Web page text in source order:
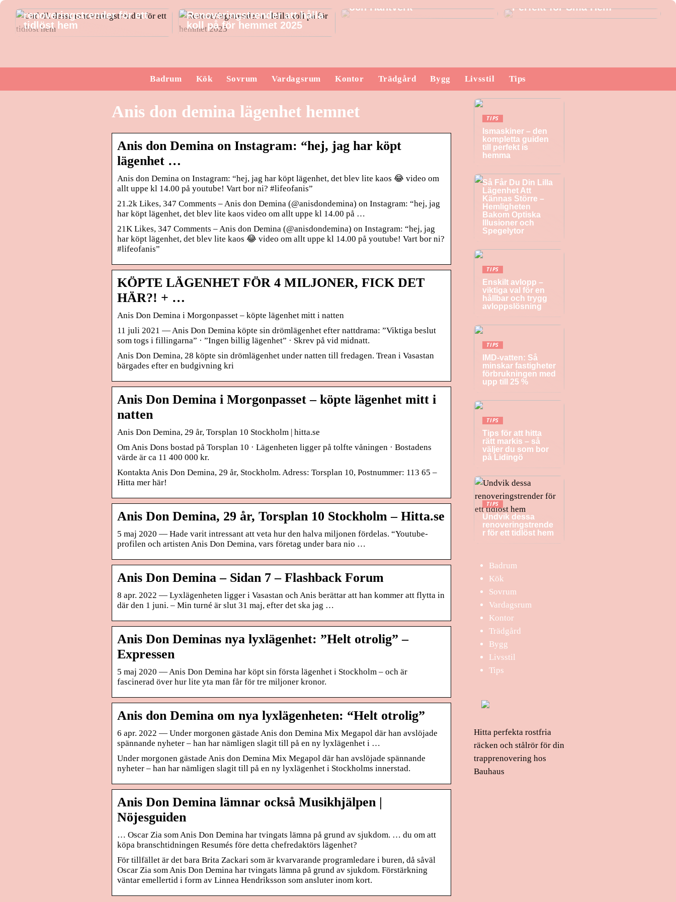
renoveringstrender för ett
tidlöst hem
Renoveringstrender att hålla
koll på för hemmet 2025
och Hantverk
Perfekt för Små Hem
Badrum Kök Sovrum Vardagsrum Kontor Trädgård Bygg Livsstil Tips
Anis don demina lägenhet hemnet
Anis don Demina on Instagram: “hej, jag har köpt
lägenhet …
Anis don Demina on Instagram: “hej, jag har köpt lägenhet, det blev lite kaos 😂 video om
allt uppe kl 14.00 på youtube! Vart bor ni? #lifeofanis”
21.2k Likes, 347 Comments – Anis don Demina (@anisdondemina) on Instagram: “hej, jag
har köpt lägenhet, det blev lite kaos video om allt uppe kl 14.00 på …
21K Likes, 347 Comments – Anis don Demina (@anisdondemina) on Instagram: “hej, jag
har köpt lägenhet, det blev lite kaos 😂 video om allt uppe kl 14.00 på youtube! Vart bor ni?
#lifeofanis”
KÖPTE LÄGENHET FÖR 4 MILJONER, FICK DET
HÄR?! + …
Anis Don Demina i Morgonpasset – köpte lägenhet mitt i natten
11 juli 2021 — Anis Don Demina köpte sin drömlägenhet efter nattdrama: ”Viktiga beslut
som togs i fillingarna” · ”Ingen billig lägenhet” · Skrev på vid midnatt.
Anis Don Demina, 28 köpte sin drömlägenhet under natten till fredagen. Trean i Vasastan
bärgades efter en budgivning kri
Anis Don Demina i Morgonpasset – köpte lägenhet mitt i
natten
Anis Don Demina, 29 år, Torsplan 10 Stockholm | hitta.se
Om Anis Dons bostad på Torsplan 10 · Lägenheten ligger på tolfte våningen · Bostadens
värde är ca 11 400 000 kr.
Kontakta Anis Don Demina, 29 år, Stockholm. Adress: Torsplan 10, Postnummer: 113 65 –
Hitta mer här!
Anis Don Demina, 29 år, Torsplan 10 Stockholm – Hitta.se
5 maj 2020 — Hade varit intressant att veta hur den halva miljonen fördelas. “Youtube-
profilen och artisten Anis Don Demina, vars företag under bara nio …
Anis Don Demina – Sidan 7 – Flashback Forum
8 apr. 2022 — Lyxlägenheten ligger i Vasastan och Anis berättar att han kommer att flytta in
där den 1 juni. – Min turné är slut 31 maj, efter det ska jag …
Anis Don Deminas nya lyxlägenhet: ”Helt otrolig” –
Expressen
5 maj 2020 — Anis Don Demina har köpt sin första lägenhet i Stockholm – och är
fascinerad över hur lite yta man får för tre miljoner kronor.
Anis don Demina om nya lyxlägenheten: “Helt otrolig”
6 apr. 2022 — Under morgonen gästade Anis don Demina Mix Megapol där han avslöjade
spännande nyheter – han har nämligen slagit till på en ny lyxlägenhet i …
Under morgonen gästade Anis don Demina Mix Megapol där han avslöjade spännande
nyheter – han har nämligen slagit till på en ny lyxlägenhet i Stockholms innerstad.
Anis Don Demina lämnar också Musikhjälpen |
Nöjesguiden
… Oscar Zia som Anis Don Demina har tvingats lämna på grund av sjukdom. … du om att
köpa branschtidningen Resumés före detta chefredaktörs lägenhet?
För tillfället är det bara Brita Zackari som är kvarvarande programledare i buren, då såväl
Oscar Zia som Anis Don Demina har tvingats lämna på grund av sjukdom. Förstärkning
väntar emellertid i form av Linnea Hendriksson som ansluter inom kort.
TIPS
Ismaskiner – den
kompletta guiden
till perfekt is
hemma
Så Får Du Din Lilla
Lägenhet Att
Kännas Större –
Hemligheten
Bakom Optiska
Illusioner och
Spegelytor
TIPS
Enskilt avlopp –
viktiga val för en
hållbar och trygg
avloppslösning
TIPS
IMD-vatten: Så
minskar fastigheter
förbrukningen med
upp till 25 %
TIPS
Tips för att hitta
rätt markis – så
väljer du som bor
på Lidingö
TIPS
Undvik dessa
renoveringstrende
r för ett tidlöst hem
Badrum
Kök
Sovrum
Vardagsrum
Kontor
Trädgård
Bygg
Livsstil
Tips
Hitta perfekta rostfria
räcken och stålrör för din
trapprenovering hos
Bauhaus